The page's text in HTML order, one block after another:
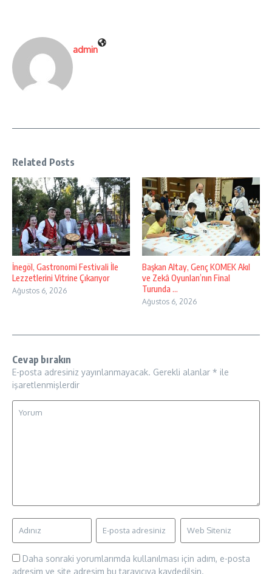
admin
Related Posts
İnegöl, Gastronomi Festivali İle
Lezzetlerini Vitrine Çıkarıyor
Ağustos 6, 2026
Başkan Altay, Genç KOMEK Akıl
ve Zekâ Oyunları’nın Final
Turunda ...
Ağustos 6, 2026
Cevap bırakın
E-posta adresiniz yayınlanmayacak. Gerekli alanlar * ile
işaretlenmişlerdir
Daha sonraki yorumlarımda kullanılması için adım, e-posta
adresim ve site adresim bu tarayıcıya kaydedilsin.